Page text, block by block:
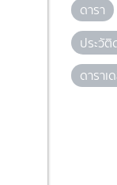
ดารา
ประวัติ
ดาราเ